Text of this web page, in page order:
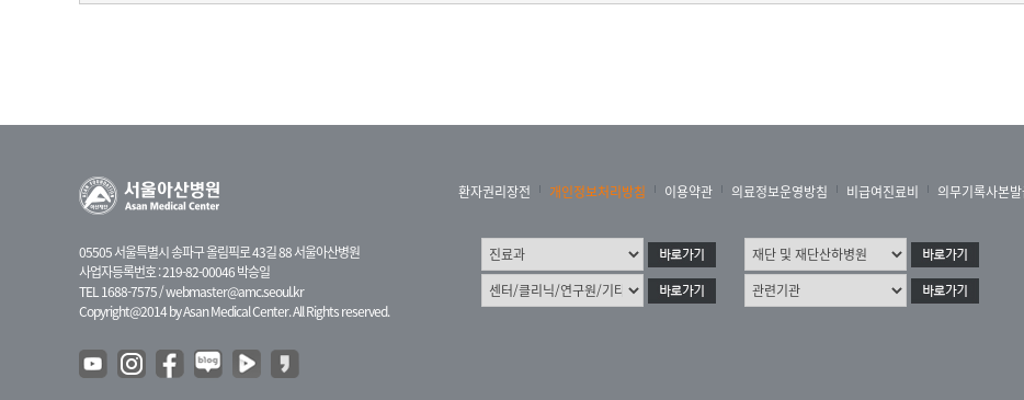
05505 서울특별시 송파구 올림픽로 43길 88 서울아산병원
사업자등록번호 : 219-82-00046 박승일
TEL 1688-7575 /webmaster@amc.seoul.kr
Copyright@2014 by Asan Medical Center. All Rights reserved.
환자권리장전 개인정보처리방침 이용약관 의료정보운영방침 비급여진료비 의무기록사본